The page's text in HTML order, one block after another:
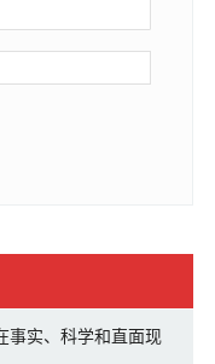
事实、科学和直面现